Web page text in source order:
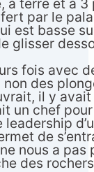
par le
est basse
glisser
fois avec
des
il y
un chef
de
nous a pas
des